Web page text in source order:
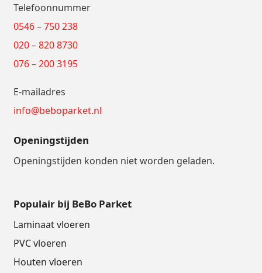
Telefoonnummer
0546 – 750 238
020 – 820 8730
076 – 200 3195
E-mailadres
info@beboparket.nl
Openingstijden
Openingstijden konden niet worden geladen.
Populair bij BeBo Parket
Laminaat vloeren
PVC vloeren
Houten vloeren